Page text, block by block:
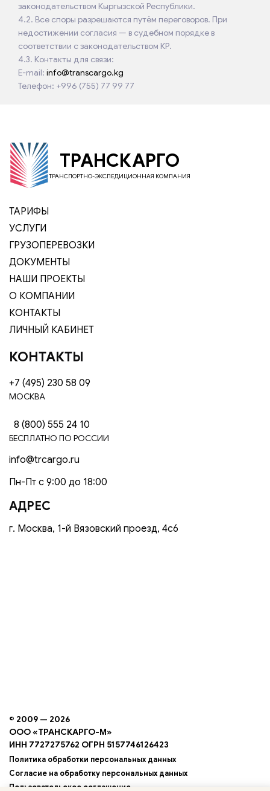
законодательством Кыргызской Республики.
4.2. Все споры разрешаются путём переговоров. При
недостижении согласия — в судебном порядке в
соответствии с законодательством КР.
4.3. Контакты для связи:
E-mail: info@transcargo.kg
Телефон: +996 (755) 77 99 77
ТРАНСКАРГО
ТРАНСПОРТНО-ЭКСПЕДИЦИОННАЯ КОМПАНИЯ
ТАРИФЫ
УСЛУГИ
ГРУЗОПЕРЕВОЗКИ
ДОКУМЕНТЫ
НАШИ ПРОЕКТЫ
О КОМПАНИИ
КОНТАКТЫ
ЛИЧНЫЙ КАБИНЕТ
КОНТАКТЫ
+7 (495) 230 58 09
МОСКВА
8 (800) 555 24 10
БЕСПЛАТНО ПО РОССИИ
info@trcargo.ru
Пн-Пт с 9:00 до 18:00
АДРЕС
г. Москва, 1-й Вязовский проезд, 4с6
© 2009 — 2026
ООО «ТРАНСКАРГО-М»
ИНН 7727275762 ОГРН 5157746126423
Политика обработки персональных данных
Согласие на обработку персональных данных
Пользовательское соглашение